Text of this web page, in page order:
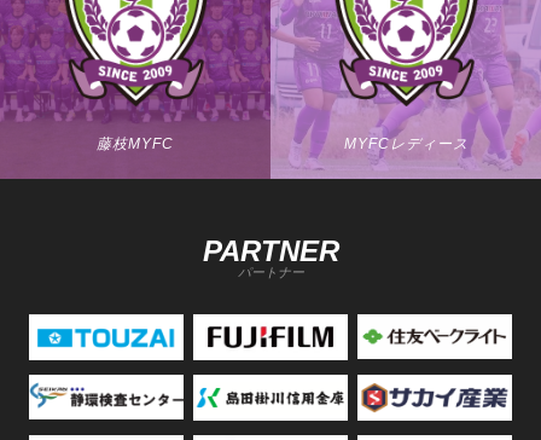
藤枝MYFC MYFCレディース
PARTNER
パートナー